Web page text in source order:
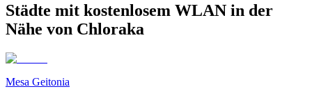
Städte mit kostenlosem WLAN in der
Nähe von Chloraka
Mesa Geitonia